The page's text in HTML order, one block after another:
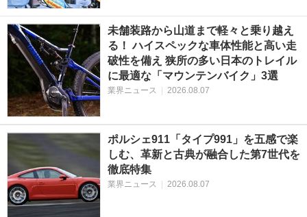
未舗装路から山道まで軽々と乗り越え
る！ ハイスペックな車体性能と高い走
破性を備え 狭所の多い日本のトレイル
に最適な「マウンテンバイク」3選
業界ニュース 2026.08.07
ポルシェ911「タイプ991」を五感で楽
しむ、革新と古典が融合した第7世代を
徹底特集
業界ニュース 2026.08.07